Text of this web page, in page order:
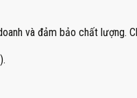
và đảm bảo chất lượng.